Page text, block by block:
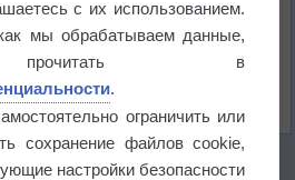
6 августа
6 августа
с их использованием.
мы обрабатываем данные,
в
.
ограничить или
сохранение файлов cookie,
настройки безопасности